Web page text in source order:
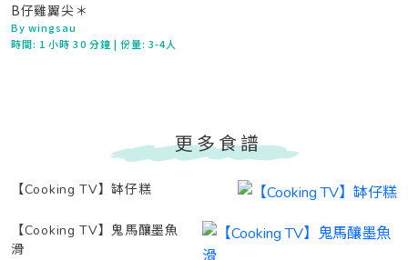
B仔雞翼尖＊
By wingsau
時間: 1 小時 30 分鐘 | 份量: 3-4人
更多食譜
【Cooking TV】缽仔糕
【Cooking TV】鬼馬釀墨魚
滑